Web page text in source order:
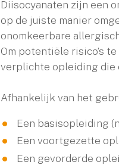
Diisocyanaten zijn een
op de juiste manier
onomkeerbare
Om potentiële risico’s
verplichte opleiding die
Afhankelijk van het
Een basisopleiding
Een voortgezette
Een gevorderde